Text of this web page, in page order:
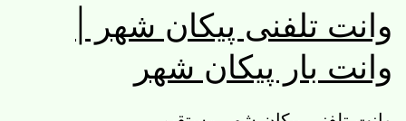
وانت تلفنی پیکان شهر |
وانت بار پیکان شهر